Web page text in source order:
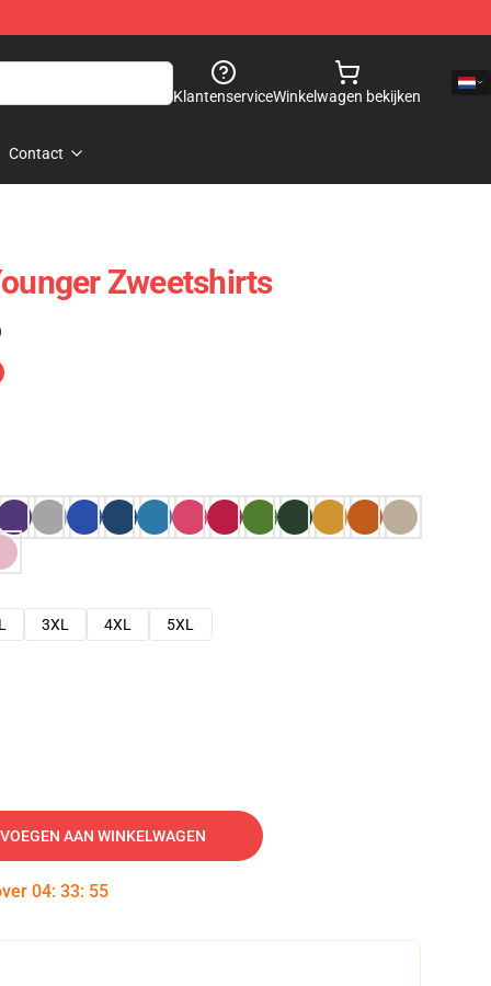
KlantenserviceWinkelwagen bekijken
Contact
Zweetshirts
3XL 4XL
5XL
AAN WINKELWAGEN
04: 33: 54